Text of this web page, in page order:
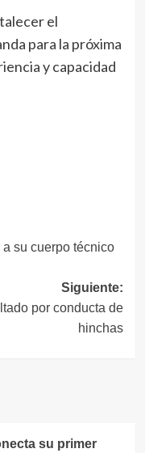
el
para la próxima
y capacidad
su cuerpo técnico
Siguiente:
por conducta de
hinchas
su primer